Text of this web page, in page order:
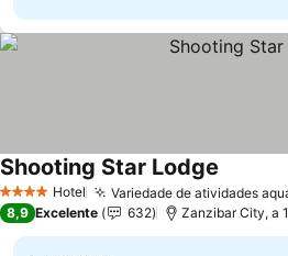
4 EstrelasHotel Variedade de atividades
Shooting Star Lodge
8,9 Excelente 632 Zanzibar City, a